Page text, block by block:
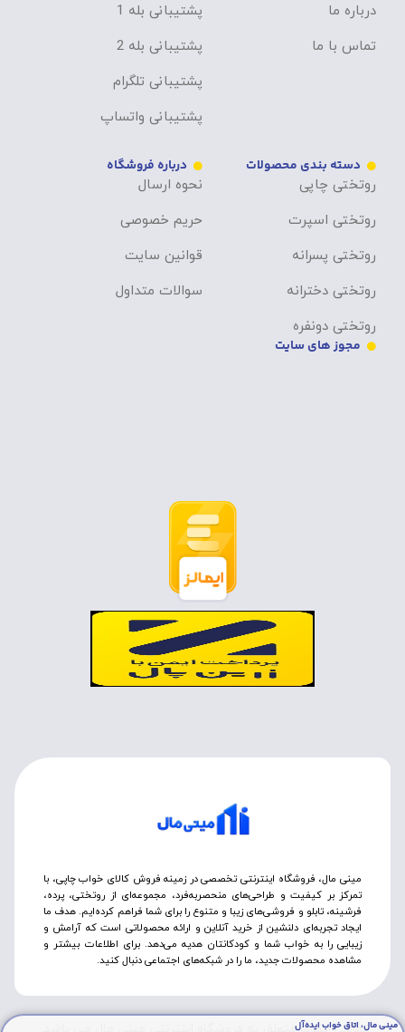
درباره ما
تماس با ما
پشتیبانی بله 1
پشتیبانی بله 2
پشتیبانی تلگرام
پشتیبانی واتساپ
دسته بندی محصولات
روتختی چاپی
روتختی اسپرت
روتختی پسرانه
روتختی دخترانه
روتختی دونفره
درباره فروشگاه
نحوه ارسال
حریم خصوصی
قوانین سایت
سوالات متداول
مجوز های سایت
مینی مال، فروشگاه اینترنتی تخصصی در زمینه فروش کالای خواب چاپی، با
تمرکز بر کیفیت و طراحی‌های منحصربه‌فرد، مجموعه‌ای از روتختی‌، پرده،
فرشینه، تابلو و فروشی‌های زیبا و متنوع را برای شما فراهم کرده‌ایم. هدف ما
ایجاد تجربه‌ای دلنشین از خرید آنلاین و ارائه محصولاتی است که آرامش و
زیبایی را به خواب شما و کودکانتان هدیه می‌دهد. برای اطلاعات بیشتر و
مشاهده محصولات جدید، ما را در شبکه‌های اجتماعی دنبال کنید.
مینی مال، اتاق خواب ایده‌آل